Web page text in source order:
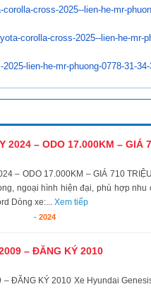
corolla-cross-2025--lien-he-mr-
corolla-cross-2025-- lien-he-mr-
2025-lien-he-mr-phuong-0778-31-
2024 – ODO 17.000KM – GIÁ
– ODO 17.000KM – GIÁ 710
ngoại hình hiện đại, phù hợp
Dòng xe:... Xem tiếp
- 2024
– ĐĂNG KÝ 2010
– ĐĂNG KÝ 2010 Xe Hyundai